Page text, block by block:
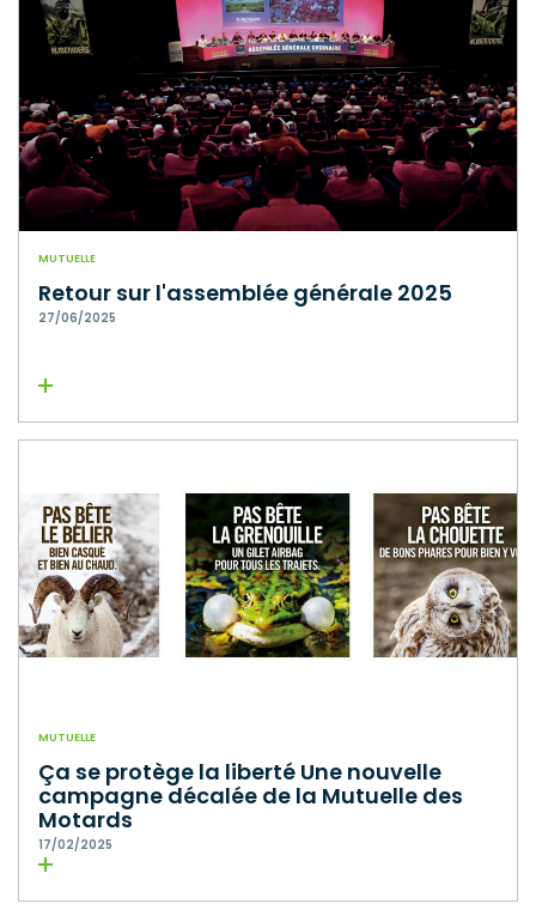
MUTUELLE
Retour sur l'assemblée générale 2025
27/06/2025
Lire la suite
MUTUELLE
Ça se protège la liberté Une nouvelle
campagne décalée de la Mutuelle des
Motards
17/02/2025
Lire la suite